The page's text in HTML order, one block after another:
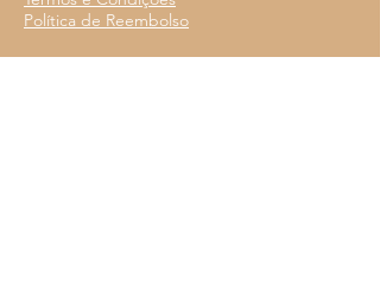
Política de Reembolso